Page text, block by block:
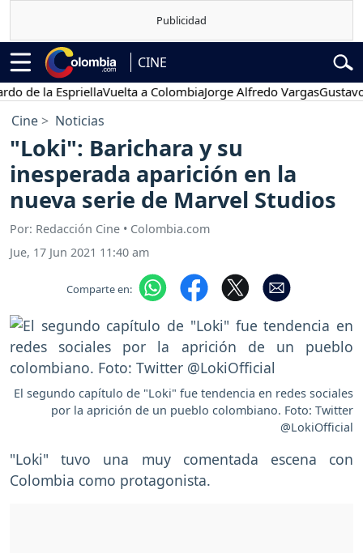
CINE
la EspriellaVuelta a ColombiaJorge Alfredo VargasGustavo
Cine Noticias
"Loki": Barichara y su
inesperada aparición en la
nueva serie de Marvel Studios
Por: Redacción Cine • Colombia.com
Jue, 17 Jun 2021 11:40 am
Comparte en:
El segundo capítulo de "Loki" fue tendencia en redes sociales
por la aprición de un pueblo colombiano. Foto: Twitter
@LokiOfficial
"Loki" tuvo una muy comentada escena con
Colombia como protagonista.